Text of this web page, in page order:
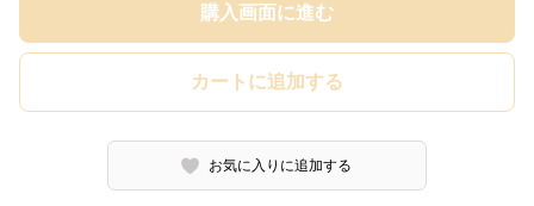
購入画面に進む
カートに追加する
お気に入りに追加する